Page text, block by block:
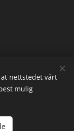
nettstedet vårt
mulig